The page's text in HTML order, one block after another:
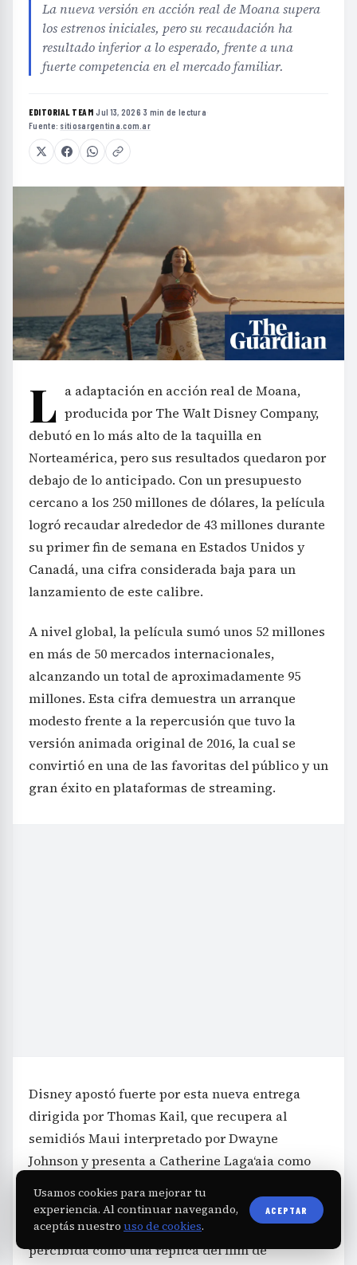
La nueva versión en acción real de Moana supera
los estrenos iniciales, pero su recaudación ha
resultado inferior a lo esperado, frente a una
fuerte competencia en el mercado familiar.
EDITORIAL TEAM·Jul 13, 2026·3 min de lectura·
Fuente: sitiosargentina.com.ar
L a adaptación en acción real de Moana,
producida por The Walt Disney Company,
debutó en lo más alto de la taquilla en
Norteamérica, pero sus resultados quedaron por
debajo de lo anticipado. Con un presupuesto
cercano a los 250 millones de dólares, la película
logró recaudar alrededor de 43 millones durante
su primer fin de semana en Estados Unidos y
Canadá, una cifra considerada baja para un
lanzamiento de este calibre.
A nivel global, la película sumó unos 52 millones
en más de 50 mercados internacionales,
alcanzando un total de aproximadamente 95
millones. Esta cifra demuestra un arranque
modesto frente a la repercusión que tuvo la
versión animada original de 2016, la cual se
convirtió en una de las favoritas del público y un
gran éxito en plataformas de streaming.
Disney apostó fuerte por esta nueva entrega
dirigida por Thomas Kail, que recupera al
semidiós Maui interpretado por Dwayne
Johnson y presenta a Catherine Lagaʻaia como
recibido comentarios positivos, la película fue
criticada por su falta de innovación y por ser
percibida como una réplica del film de
Usamos cookies para mejorar tu
experiencia. Al continuar navegando,
aceptás nuestro uso de cookies.
ACEPTAR